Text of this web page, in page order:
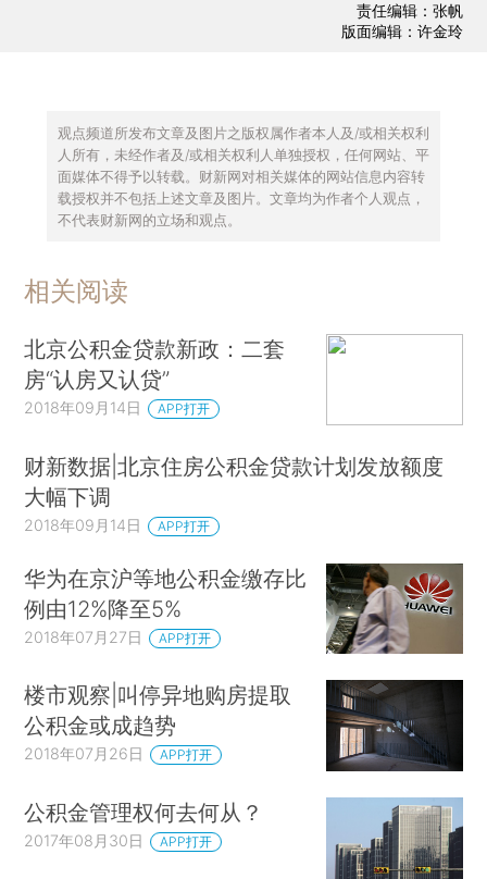
责任编辑：张帆
版面编辑：许金玲
观点频道所发布文章及图片之版权属作者本人及/或相关权利
人所有，未经作者及/或相关权利人单独授权，任何网站、平
面媒体不得予以转载。财新网对相关媒体的网站信息内容转
载授权并不包括上述文章及图片。文章均为作者个人观点，
不代表财新网的立场和观点。
相关阅读
北京公积金贷款新政：二套
房“认房又认贷”
2018年09月14日 APP打开
财新数据|北京住房公积金贷款计划发放额度
大幅下调
2018年09月14日 APP打开
华为在京沪等地公积金缴存比
例由12%降至5%
2018年07月27日 APP打开
楼市观察|叫停异地购房提取
公积金或成趋势
2018年07月26日 APP打开
公积金管理权何去何从？
2017年08月30日 APP打开